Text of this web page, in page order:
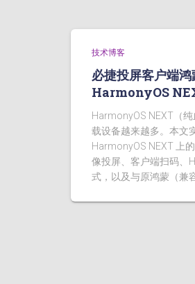
技术博客
必捷投屏客户端鸿
HarmonyOS
HarmonyOS NEXT（
载设备越来越多。本文
HarmonyOS NEXT 上
像投屏、客户端扫码、
式，以及与原鸿蒙（兼